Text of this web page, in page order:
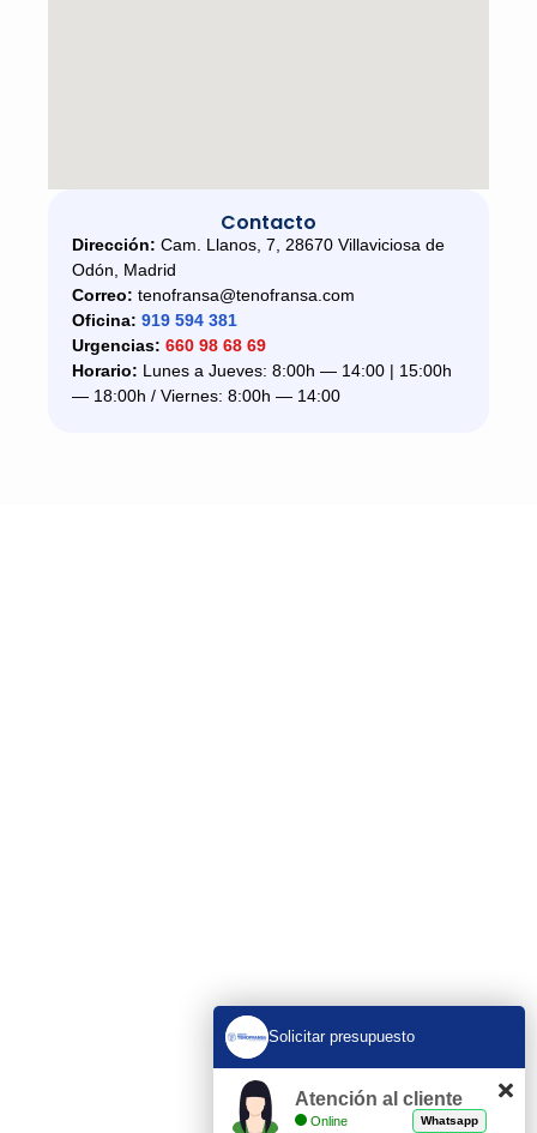
Contacto
Dirección: Cam. Llanos, 7, 28670 Villaviciosa de
Odón, Madrid
Correo: tenofransa@tenofransa.com
Oficina: 919 594 381
Urgencias: 660 98 68 69
Horario: Lunes a Jueves: 8:00h — 14:00 | 15:00h
— 18:00h / Viernes: 8:00h — 14:00
Limpieza y vaciado de fosas sépticas
Solicitar presupuesto
Atención al cliente
Online Whatsapp